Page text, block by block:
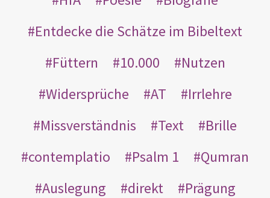
Entdecke die Schätze im Bibeltext
Füttern
10.000
Nutzen
Widersprüche
AT
Irrlehre
Missverständnis
Text
Brille
contemplatio
Psalm 1
Qumran
Auslegung
direkt
Prägung